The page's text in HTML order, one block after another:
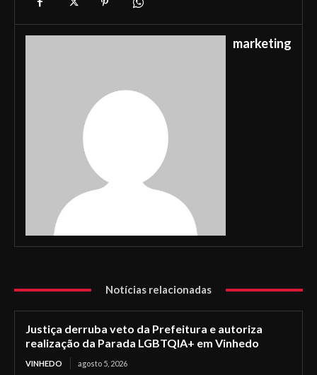
marketing
Notícias relacionadas
Justiça derruba veto da Prefeitura e autoriza
realização da Parada LGBTQIA+ em Vinhedo
VINHEDO agosto 5, 2026